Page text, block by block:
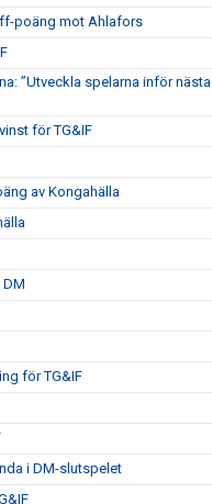
poäng mot Ahlafors
”Utveckla spelarna inför nästa
för TG&IF
av Kongahälla
för TG&IF
i DM-slutspelet